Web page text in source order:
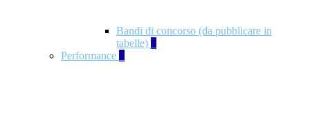
Bandi di concorso (da pubblicare in
tabelle) 2
Performance 5